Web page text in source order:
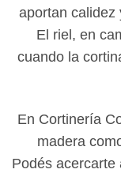
aportan calidez
El riel, en
cuando la
En Cortinería
madera
Podés acercarte